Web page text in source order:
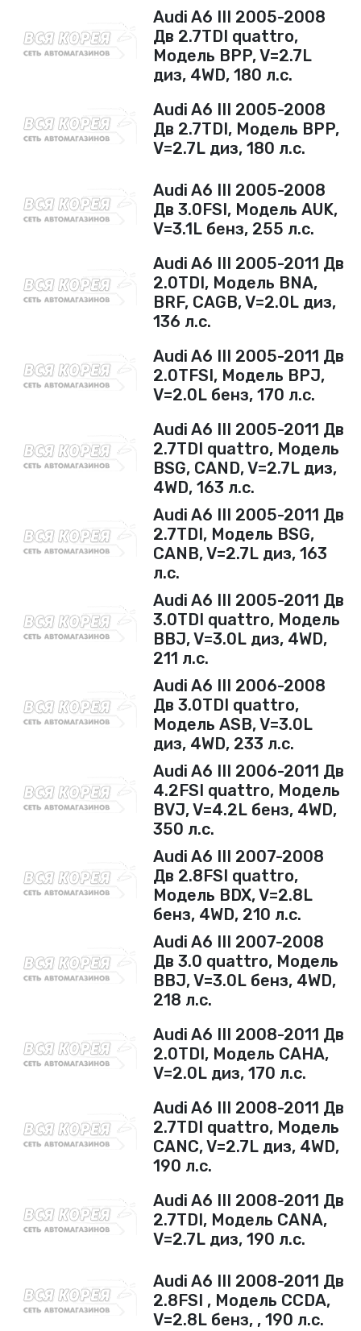
Audi A6 III 2005-2008
Дв 2.7TDI quattro,
Модель BPP, V=2.7L
диз, 4WD, 180 л.с.
Audi A6 III 2005-2008
Дв 2.7TDI, Модель BPP,
V=2.7L диз, 180 л.с.
Audi A6 III 2005-2008
Дв 3.0FSI, Модель AUK,
V=3.1L бенз, 255 л.с.
Audi A6 III 2005-2011 Дв
2.0TDI, Модель BNA,
BRF, CAGB, V=2.0L диз,
136 л.с.
Audi A6 III 2005-2011 Дв
2.0TFSI, Модель BPJ,
V=2.0L бенз, 170 л.с.
Audi A6 III 2005-2011 Дв
2.7TDI quattro, Модель
BSG, CAND, V=2.7L диз,
4WD, 163 л.с.
Audi A6 III 2005-2011 Дв
2.7TDI, Модель BSG,
CANB, V=2.7L диз, 163
л.с.
Audi A6 III 2005-2011 Дв
3.0TDI quattro, Модель
BBJ, V=3.0L диз, 4WD,
211 л.с.
Audi A6 III 2006-2008
Дв 3.0TDI quattro,
Модель ASB, V=3.0L
диз, 4WD, 233 л.с.
Audi A6 III 2006-2011 Дв
4.2FSI quattro, Модель
BVJ, V=4.2L бенз, 4WD,
350 л.с.
Audi A6 III 2007-2008
Дв 2.8FSI quattro,
Модель BDX, V=2.8L
бенз, 4WD, 210 л.с.
Audi A6 III 2007-2008
Дв 3.0 quattro, Модель
BBJ, V=3.0L бенз, 4WD,
218 л.с.
Audi A6 III 2008-2011 Дв
2.0TDI, Модель CAHA,
V=2.0L диз, 170 л.с.
Audi A6 III 2008-2011 Дв
2.7TDI quattro, Модель
CANC, V=2.7L диз, 4WD,
190 л.с.
Audi A6 III 2008-2011 Дв
2.7TDI, Модель CANA,
V=2.7L диз, 190 л.с.
Audi A6 III 2008-2011 Дв
2.8FSI , Модель CCDA,
V=2.8L бенз, , 190 л.с.